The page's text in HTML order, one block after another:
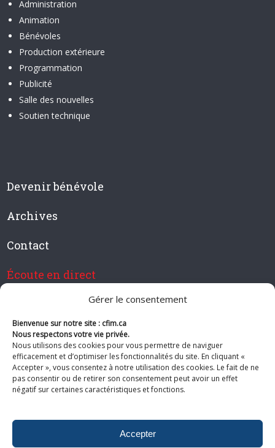
Gérer le consentement
Bienvenue sur notre site : cfim.ca
Nous respectons votre vie privée.
Nous utilisons des cookies pour vous permettre de naviguer
efficacement et d’optimiser les fonctionnalités du site. En cliquant «
Accepter », vous consentez à notre utilisation des cookies. Le fait de ne
pas consentir ou de retirer son consentement peut avoir un effet
négatif sur certaines caractéristiques et fonctions.
Accepter
Administration
Animation
Bénévoles
Production extérieure
Programmation
Publicité
Salle des nouvelles
Soutien technique
Devenir bénévole
Archives
Contact
Écoute en direct
Devenir membre de CFIM
Suivez-nous